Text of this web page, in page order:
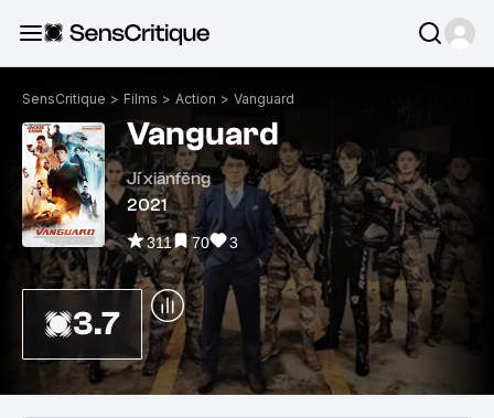
SensCritique > Films > Action > Vanguard
Vanguard
Jí xiānfēng
2021
311 70 3
3.7